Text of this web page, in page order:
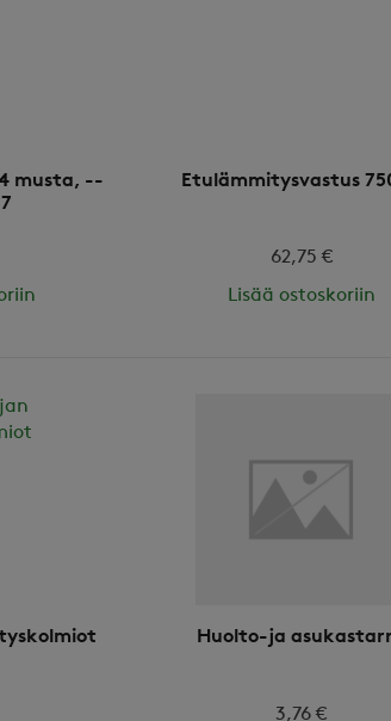
musta, --
Etulämmitysvastus
62,75 €
Lisää ostoskoriin
Huolto-ja
3,76 €